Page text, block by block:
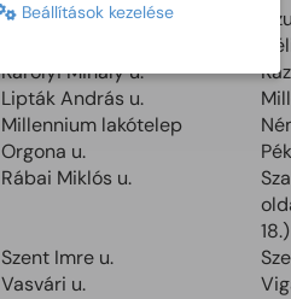
Bulcsú u.
Károlyi Mihály u.
Lipták András u.
Millennium lakótelep
Orgona u.
Rábai Miklós u.
18.)
Szent Imre u.
Vasvári u.
Beállítások kezelése